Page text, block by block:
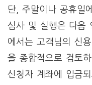
단, 주말이나 공휴일
심사 및 실행은 다음
에서는 고객님의 신
을 종합적으로 검토
신청자 계좌에 입금